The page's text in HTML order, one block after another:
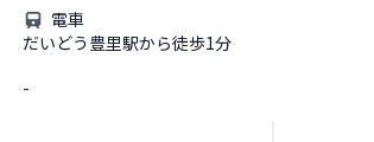
電車
だいどう豊里駅から徒歩1分
-